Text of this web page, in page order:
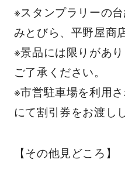
※スタンプラリーの
みとびら、平野屋商
※景品には限りがあ
ご了承ください。
※市営駐車場を利用
にて割引券をお渡し
【その他見どころ】